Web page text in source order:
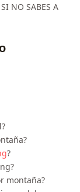
NO SABES A
?
montaña?